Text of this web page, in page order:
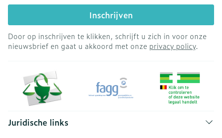
Inschrijven
Door op inschrijven te klikken, schrijft u zich in voor onze
nieuwsbrief en gaat u akkoord met onze privacy policy.
Juridische links